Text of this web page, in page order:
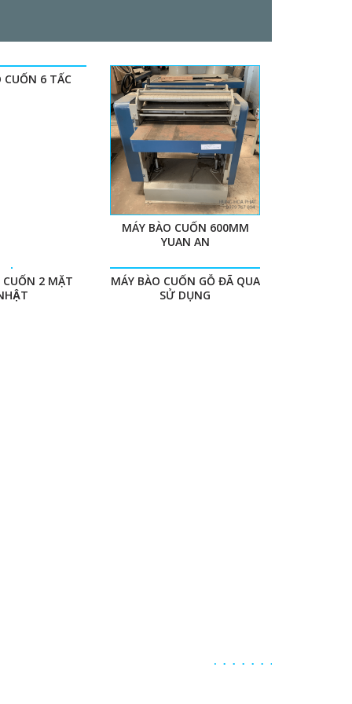
CUỐN 6 TẤC
MÁY BÀO CUỐN 600MM
YUAN AN
CUỐN 2 MẶT
MÁY BÀO CUỐN GỖ ĐÃ QUA
SỬ DỤNG